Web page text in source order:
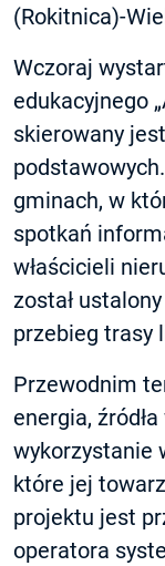
(Rokitnica)-
Wczoraj
edukacyjnego
skierowany
gminach, w
spotkań
właścicieli
został
przebieg trasy
Przewodnim
energia,
wykorzystanie
które jej
projektu jest
operatora